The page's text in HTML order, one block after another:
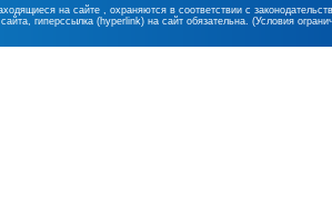
на сайте , охраняются в соответствии с
гиперссылка (hyperlink) на сайт обязательна. (Условия